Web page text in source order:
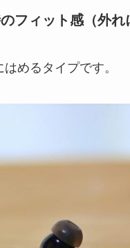
フィット感（外れ
めるタイプです。